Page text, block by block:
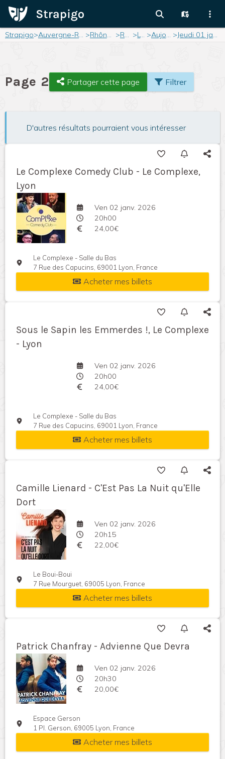
Strapigo> Auvergne-Rhône-Alpes > Rhône-Alpes > Rhône > Lyon > Aujourd'hui > Jeudi 01 janvier 2026
Page 2 Partager cette page Filtrer
D'autres résultats pourraient vous intéresser
Le Complexe Comedy Club - Le Complexe,
Lyon
Ven 02 janv. 2026
20h00
24,00€
Le Complexe - Salle du Bas
7 Rue des Capucins, 69001 Lyon, France
Acheter mes billets
Sous le Sapin les Emmerdes !, Le Complexe
- Lyon
Ven 02 janv. 2026
20h00
24,00€
Le Complexe - Salle du Bas
7 Rue des Capucins, 69001 Lyon, France
Acheter mes billets
Camille Lienard - C'Est Pas La Nuit qu'Elle
Dort
Ven 02 janv. 2026
20h15
22,00€
Le Boui-Boui
7 Rue Mourguet, 69005 Lyon, France
Acheter mes billets
Patrick Chanfray - Advienne Que Devra
Ven 02 janv. 2026
20h30
20,00€
Espace Gerson
1 Pl. Gerson, 69005 Lyon, France
Acheter mes billets